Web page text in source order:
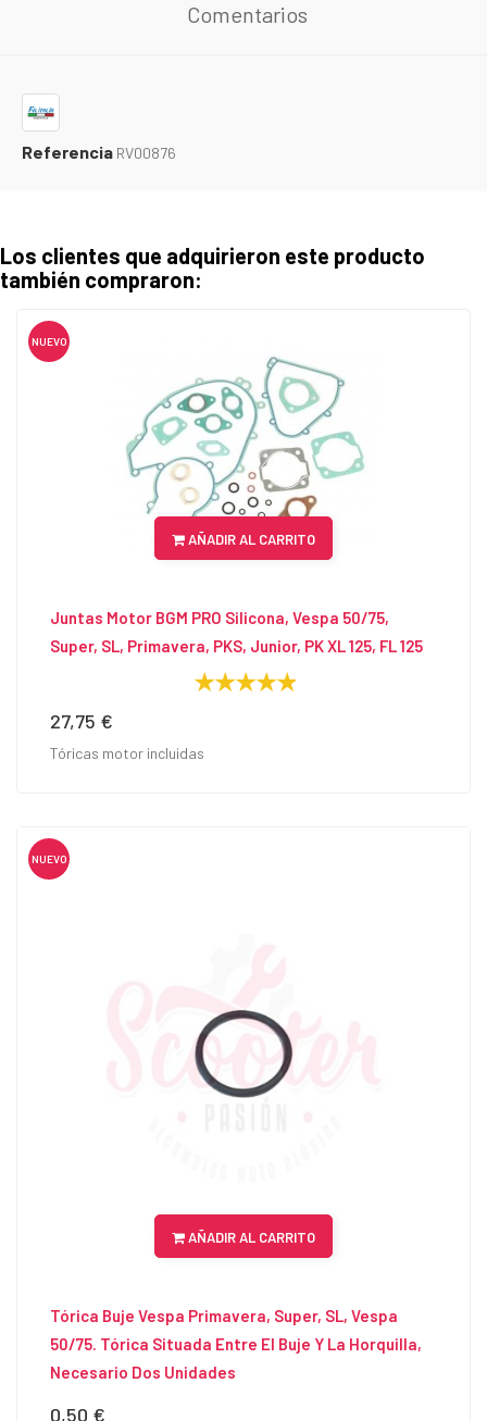
Comentarios
Referencia RV00876
Los clientes que adquirieron este producto
también compraron:
NUEVO
AÑADIR AL CARRITO
Juntas Motor BGM PRO Silicona, Vespa 50/75,
Super, SL, Primavera, PKS, Junior, PK XL 125, FL 125
Precio
27,75 €
Tóricas motor incluidas
NUEVO
AÑADIR AL CARRITO
Tórica Buje Vespa Primavera, Super, SL, Vespa
50/75. Tórica Situada Entre El Buje Y La Horquilla,
Necesario Dos Unidades
Precio
0,50 €